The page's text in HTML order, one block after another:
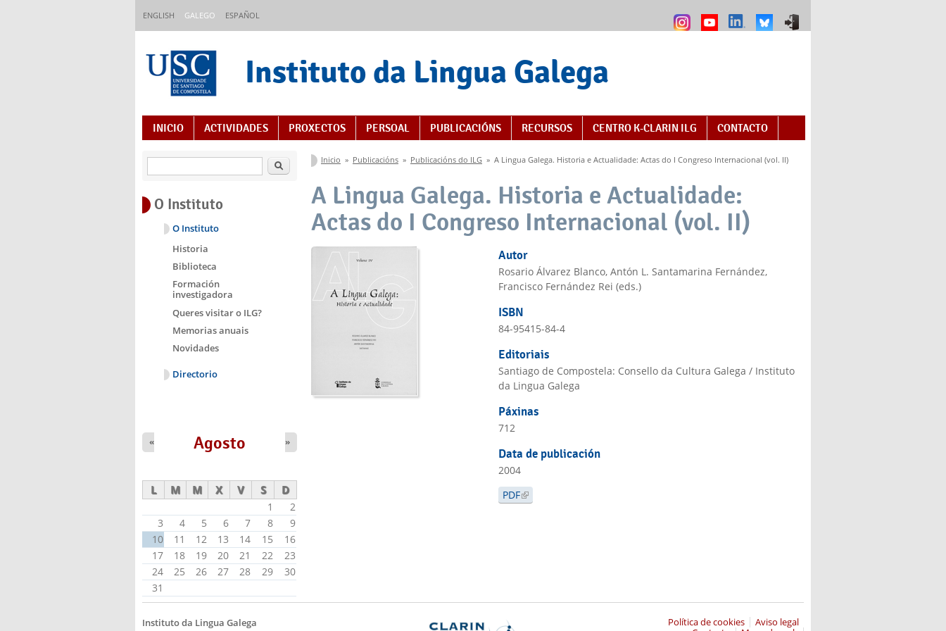
ENGLISH GALEGO ESPAÑOL
Instituto da Lingua Galega
Índice de contidos
INICIO ACTIVIDADES PROXECTOS PERSOAL PUBLICACIÓNS RECURSOS CENTRO K-CLARIN ILG CONTACTO
Vostede está aquí
Inicio » Publicacións » Publicacións do ILG » A Lingua Galega. Historia e Actualidade: Actas do I Congreso Internacional (vol. II)
A Lingua Galega. Historia e Actualidade:
Actas do I Congreso Internacional (vol. II)
Autor
Rosario Álvarez Blanco, Antón L. Santamarina Fernández,
Francisco Fernández Rei (eds.)
ISBN
84-95415-84-4
Editoriais
Santiago de Compostela: Consello da Cultura Galega / Instituto
da Lingua Galega
Páxinas
712
Data de publicación
2004
PDF(LINK IS EXTERNAL)
Buscar
O Instituto
O Instituto
Historia
Biblioteca
Formación
investigadora
Queres visitar o ILG?
Memorias anuais
Novidades
Directorio
Agosto
« »
L M M X V S D
1
2
3
4 5 6 7 8
9
10
11 12 13 14 15
16
17
18 19 20 21 22
23
24
25 26 27 28 29
30
31
Instituto da Lingua Galega
Aviso legal
Política de cookies